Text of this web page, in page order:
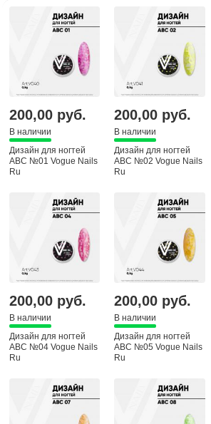
200,00 руб.
В наличии
Дизайн для ногтей
ABC №01 Vogue Nails
Ru
200,00 руб.
В наличии
Дизайн для ногтей
ABC №02 Vogue Nails
Ru
200,00 руб.
В наличии
Дизайн для ногтей
ABC №04 Vogue Nails
Ru
200,00 руб.
В наличии
Дизайн для ногтей
ABC №05 Vogue Nails
Ru